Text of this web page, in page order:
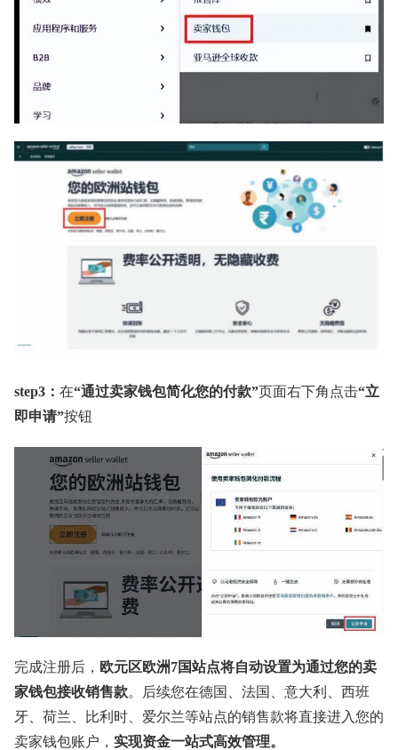
step3： 在“通过卖家钱包简化您的付款”页面右下角点击“立
即申请”按钮
完成注册后， 欧元区欧洲7国站点将自动设置为通过您的卖
家钱包接收销售款。后续您在德国、法国、意大利、西班
牙、荷兰、比利时、爱尔兰等站点的销售款将直接进入您的
卖家钱包账户， 实现资金一站式高效管理。